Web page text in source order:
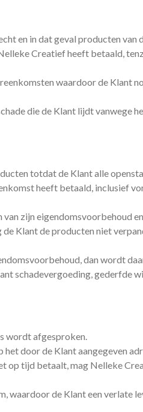
en in dat geval producten van
Creatief heeft betaald,
waardoor de Klant
die de Klant lijdt vanwege
totdat de Klant alle
heeft betaald, inclusief
zijn eigendomsvoorbehoud
Klant de producten niet
dan wordt
schadevergoeding, gederfde
wordt afgesproken.
door de Klant aangegeven
op tijd betaalt, mag Nelleke
waardoor de Klant een verlate